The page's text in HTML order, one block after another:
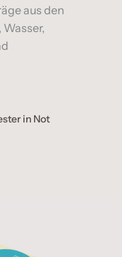
aus den
in Not